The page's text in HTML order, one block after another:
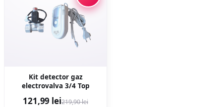
Kit detector gaz
electrovalva 3/4 Top
121,99 lei219,90 lei